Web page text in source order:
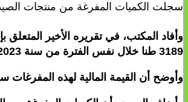
سجلت الكميات المفرغة من منتجات الصيد الساحلي والتقليدي، على
3189 طنا خلال نفس الفترة من سنة 2023.
وأوضح أن القيمة المالية لهذه المفرغات سجلت انخفاضا بنسبة 5 في المائة إلى أزيد من 78,23